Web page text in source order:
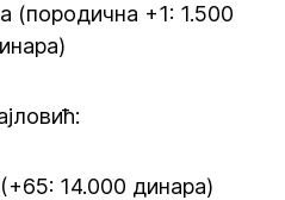
(породична +1: 1.500
14.000 динара)